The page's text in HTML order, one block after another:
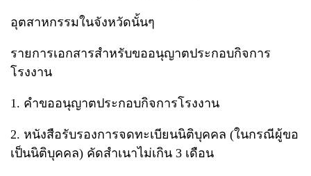
อุตสาหกรรมในจังหวัดนั้นๆ
รายการเอกสารสำหรับขออนุญาตประกอบกิจการ
โรงงาน
1. คำขออนุญาตประกอบกิจการโรงงาน
2. หนังสือรับรองการจดทะเบียนนิติบุคคล (ในกรณีผู้ขอ
เป็นนิติบุคคล) คัดสำเนาไม่เกิน 3 เดือน